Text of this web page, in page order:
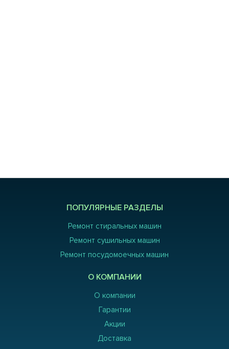
ПОПУЛЯРНЫЕ РАЗДЕЛЫ
Ремонт стиральных машин
Ремонт сушильных машин
Ремонт посудомоечных машин
О КОМПАНИИ
О компании
Гарантии
Акции
Доставка